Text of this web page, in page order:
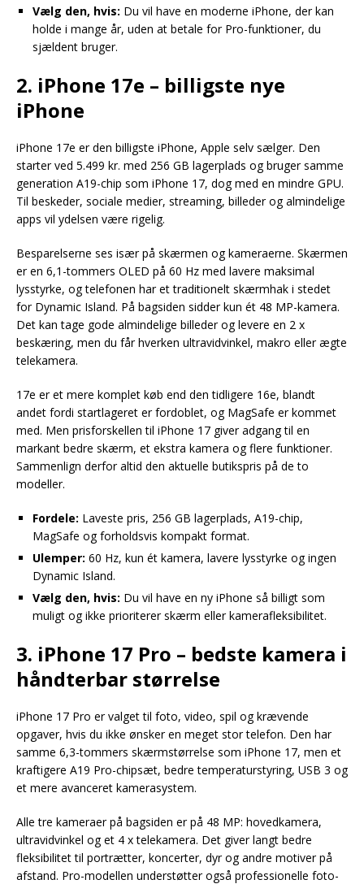
Vælg den, hvis: Du vil have en moderne iPhone, der kan
holde i mange år, uden at betale for Pro-funktioner, du
sjældent bruger.
2. iPhone 17e – billigste nye
iPhone
iPhone 17e er den billigste iPhone, Apple selv sælger. Den
starter ved 5.499 kr. med 256 GB lagerplads og bruger samme
generation A19-chip som iPhone 17, dog med en mindre GPU.
Til beskeder, sociale medier, streaming, billeder og almindelige
apps vil ydelsen være rigelig.
Besparelserne ses især på skærmen og kameraerne. Skærmen
er en 6,1-tommers OLED på 60 Hz med lavere maksimal
lysstyrke, og telefonen har et traditionelt skærmhak i stedet
for Dynamic Island. På bagsiden sidder kun ét 48 MP-kamera.
Det kan tage gode almindelige billeder og levere en 2 x
beskæring, men du får hverken ultravidvinkel, makro eller ægte
telekamera.
17e er et mere komplet køb end den tidligere 16e, blandt
andet fordi startlageret er fordoblet, og MagSafe er kommet
med. Men prisforskellen til iPhone 17 giver adgang til en
markant bedre skærm, et ekstra kamera og flere funktioner.
Sammenlign derfor altid den aktuelle butikspris på de to
modeller.
Fordele: Laveste pris, 256 GB lagerplads, A19-chip,
MagSafe og forholdsvis kompakt format.
Ulemper: 60 Hz, kun ét kamera, lavere lysstyrke og ingen
Dynamic Island.
Vælg den, hvis: Du vil have en ny iPhone så billigt som
muligt og ikke prioriterer skærm eller kamerafleksibilitet.
3. iPhone 17 Pro – bedste kamera i
håndterbar størrelse
iPhone 17 Pro er valget til foto, video, spil og krævende
opgaver, hvis du ikke ønsker en meget stor telefon. Den har
samme 6,3-tommers skærmstørrelse som iPhone 17, men et
kraftigere A19 Pro-chipsæt, bedre temperaturstyring, USB 3 og
et mere avanceret kamerasystem.
Alle tre kameraer på bagsiden er på 48 MP: hovedkamera,
ultravidvinkel og et 4 x telekamera. Det giver langt bedre
fleksibilitet til portrætter, koncerter, dyr og andre motiver på
afstand. Pro-modellen understøtter også professionelle foto-